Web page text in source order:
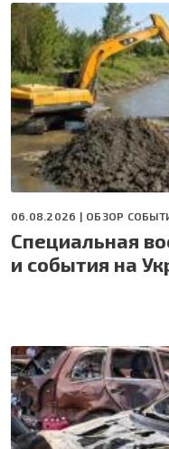
06.08.2026 | ОБЗОР
Специальная
и события на